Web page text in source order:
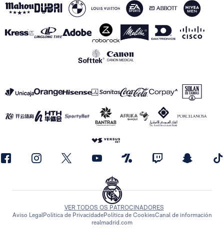
VER TODOS OS PATROCINADORES
Aviso LegalPolítica de PrivacidadePolítica de CookiesCanal de información
realmadrid.com